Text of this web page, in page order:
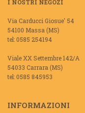
I NOSTRI NEGOZI
Via Carducci Giosue' 54
54100 Massa (MS)
tel: 0585 254194
Viale XX Settembre 142/A
54033 Carrara (MS)
tel: 0585 845953
INFORMAZIONI